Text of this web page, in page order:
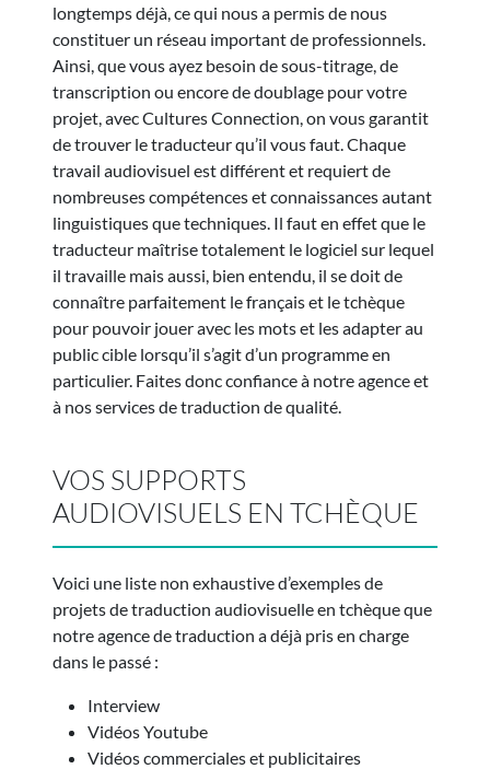
longtemps déjà, ce qui nous a permis de nous
constituer un réseau important de professionnels.
Ainsi, que vous ayez besoin de sous-titrage, de
transcription ou encore de doublage pour votre
projet, avec Cultures Connection, on vous garantit
de trouver le traducteur qu’il vous faut. Chaque
travail audiovisuel est différent et requiert de
nombreuses compétences et connaissances autant
linguistiques que techniques. Il faut en effet que le
traducteur maîtrise totalement le logiciel sur lequel
il travaille mais aussi, bien entendu, il se doit de
connaître parfaitement le français et le tchèque
pour pouvoir jouer avec les mots et les adapter au
public cible lorsqu’il s’agit d’un programme en
particulier. Faites donc confiance à notre agence et
à nos services de traduction de qualité.
VOS SUPPORTS
AUDIOVISUELS EN TCHÈQUE
Voici une liste non exhaustive d’exemples de
projets de traduction audiovisuelle en tchèque que
notre agence de traduction a déjà pris en charge
dans le passé :
Interview
Vidéos Youtube
Vidéos commerciales et publicitaires